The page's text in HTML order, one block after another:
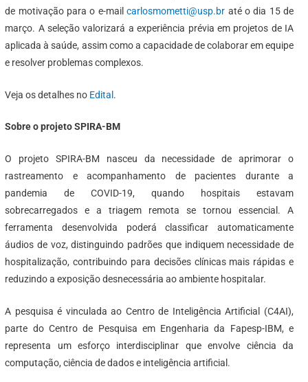
de motivação para o e-mailcarlosmometti@usp.br até o dia 15 de
março. A seleção valorizará a experiência prévia em projetos de IA
aplicada à saúde, assim como a capacidade de colaborar em equipe
e resolver problemas complexos.
Veja os detalhes no Edital .
Sobre o projeto SPIRA-BM
O projeto SPIRA-BM nasceu da necessidade de aprimorar o
rastreamento e acompanhamento de pacientes durante a
pandemia de COVID-19, quando hospitais estavam
sobrecarregados e a triagem remota se tornou essencial. A
ferramenta desenvolvida poderá classificar automaticamente
áudios de voz, distinguindo padrões que indiquem necessidade de
hospitalização, contribuindo para decisões clínicas mais rápidas e
reduzindo a exposição desnecessária ao ambiente hospitalar.
A pesquisa é vinculada ao Centro de Inteligência Artificial (C4AI),
parte do Centro de Pesquisa em Engenharia da Fapesp-IBM, e
representa um esforço interdisciplinar que envolve ciência da
computação, ciência de dados e inteligência artificial.